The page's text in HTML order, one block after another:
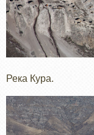
Река Кура.